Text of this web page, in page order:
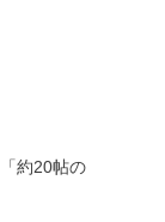
約20帖の